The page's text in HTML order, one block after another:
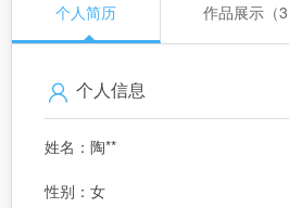
个人简历 作品展示（3
个人信息
姓名：陶**
性别：女